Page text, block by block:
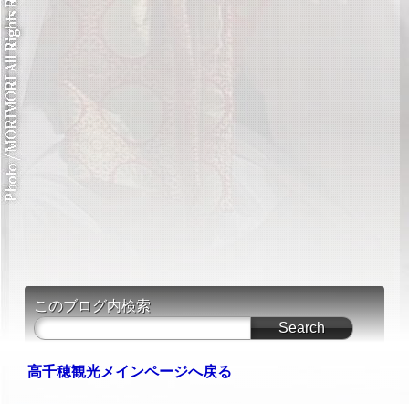
このブログ内検索
高千穂観光メインページへ戻る